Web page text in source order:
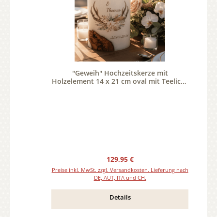
"Geweih" Hochzeitskerze mit
Holzelement 14 x 21 cm oval mit Teelicht
Regulärer Preis:
129,95 €
Preise inkl. MwSt. zzgl. Versandkosten. Lieferung nach
DE, AUT, ITA und CH.
Details